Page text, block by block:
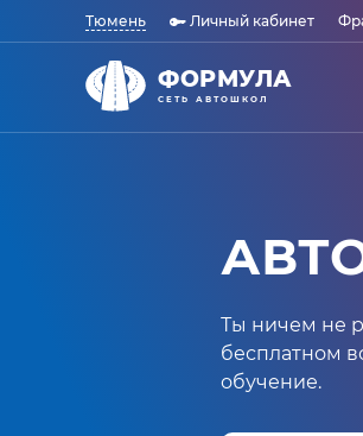
Тюмень Личный кабинет
ФОРМУЛА
СЕТЬ АВТОШКОЛ
Ты ничем не
бесплатном
обучение.